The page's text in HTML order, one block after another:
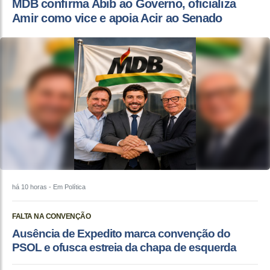
MDB confirma Abib ao Governo, oficializa
Amir como vice e apoia Acir ao Senado
há 10 horas - Em Política
FALTA NA CONVENÇÃO
Ausência de Expedito marca convenção do
PSOL e ofusca estreia da chapa de esquerda